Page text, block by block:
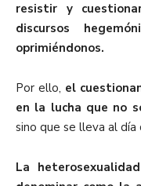
resistir y
discursos
oprimiéndonos.
Por ello, el
en la lucha que no
sino que se lleva al
La